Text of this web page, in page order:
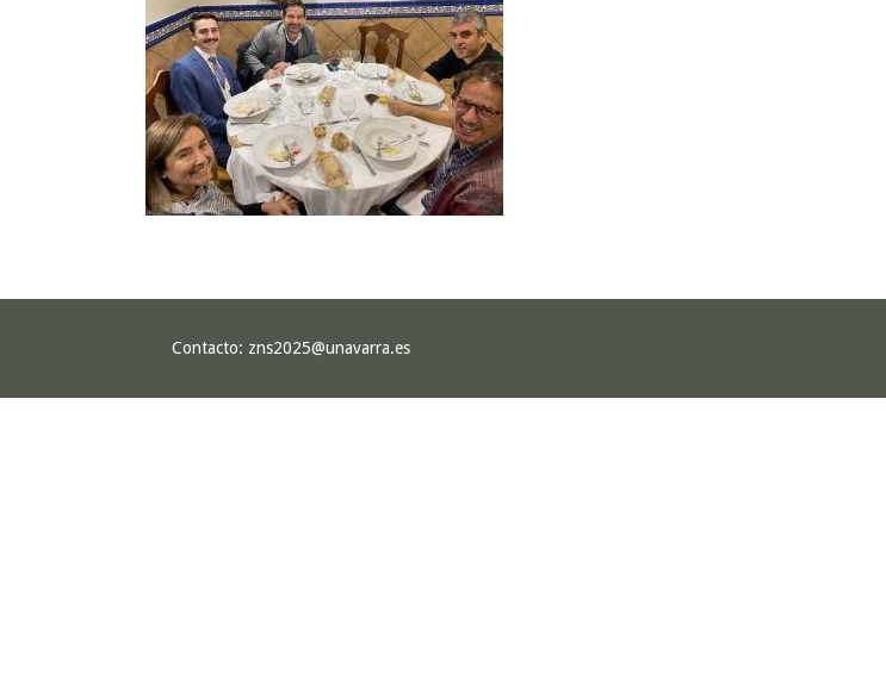
Contacto: zns2025@unavarra.es